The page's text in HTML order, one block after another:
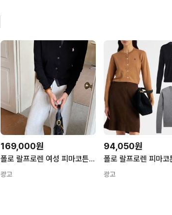
169,000원
폴로 랄프로렌 여성 피마코튼 가디건 블랙
광고
94,050원
광고